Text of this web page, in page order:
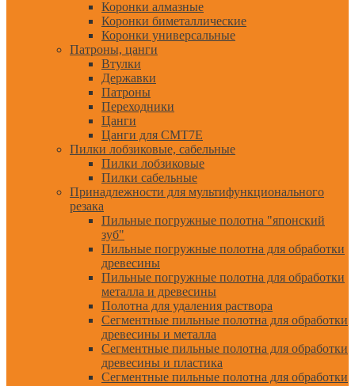
Коронки алмазные
Коронки биметаллические
Коронки универсальные
Патроны, цанги
Втулки
Державки
Патроны
Переходники
Цанги
Цанги для CMT7E
Пилки лобзиковые, сабельные
Пилки лобзиковые
Пилки сабельные
Принадлежности для мультифункционального
резака
Пильные погружные полотна "японский
зуб"
Пильные погружные полотна для обработки
древесины
Пильные погружные полотна для обработки
металла и древесины
Полотна для удаления раствора
Сегментные пильные полотна для обработки
древесины и металла
Сегментные пильные полотна для обработки
древесины и пластика
Сегментные пильные полотна для обработки